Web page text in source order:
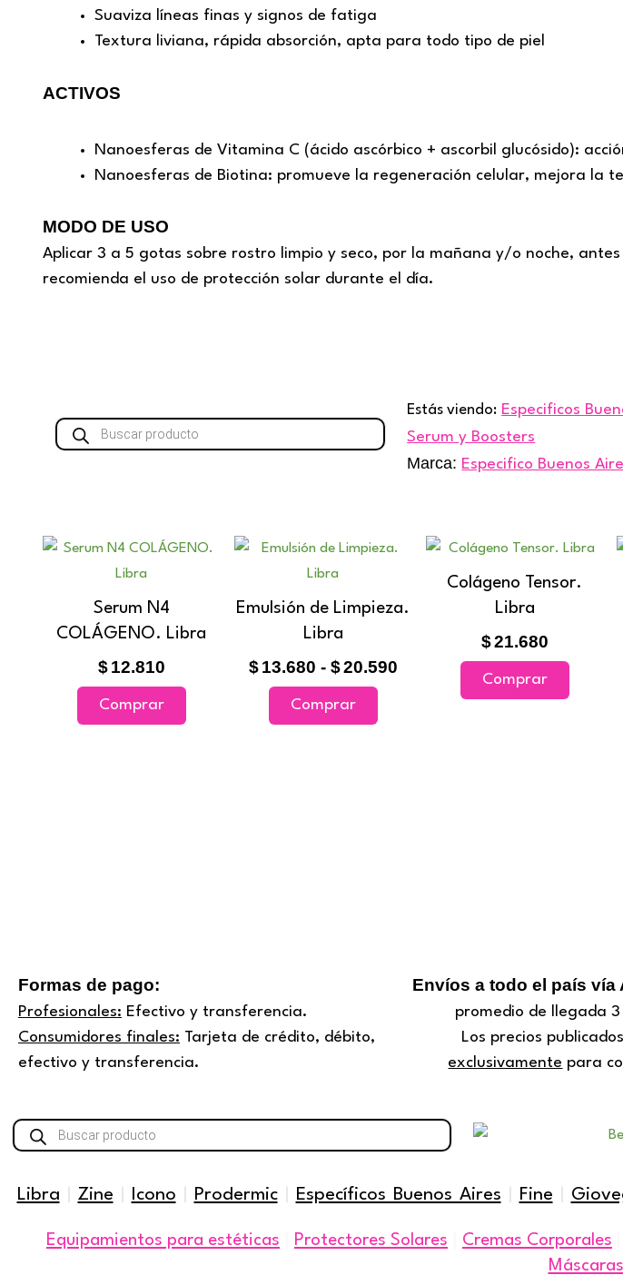
Suaviza líneas finas y signos de fatiga
Textura liviana, rápida absorción, apta para todo tipo de piel
ACTIVOS
Nanoesferas de Vitamina C (ácido ascórbico + ascorbil glucósido):
Nanoesferas de Biotina: promueve la regeneración celular, mejora la
MODO DE USO
Aplicar 3 a 5 gotas sobre rostro limpio y seco, por la mañana y/o noche,
recomienda el uso de protección solar durante el día.
Búsqueda
de
Estás viendo: Especificos
Serum y Boosters
Marca: Especifico Buenos
Serum N4
COLÁGENO. Libra
$12.810
Comprar
Emulsión de Limpieza.
Libra
$ 13.680 - $20.590
Rango
precios:
desde
$20.590
Comprar
Este
Las
se
Colágeno Tensor.
Libra
$21.680
Comprar
Formas de pago:
Profesionales: Efectivo y transferencia.
Consumidores finales: Tarjeta de crédito, débito,
efectivo y transferencia.
Envíos a todo el país vía
promedio de llegada
Los precios
exclusivamente para
Búsqueda
de
Libra Zine Icono Prodermic| Específicos Buenos Aires Fine
Equipamientos para estéticas Protectores Solares Cremas Corporales
Máscaras